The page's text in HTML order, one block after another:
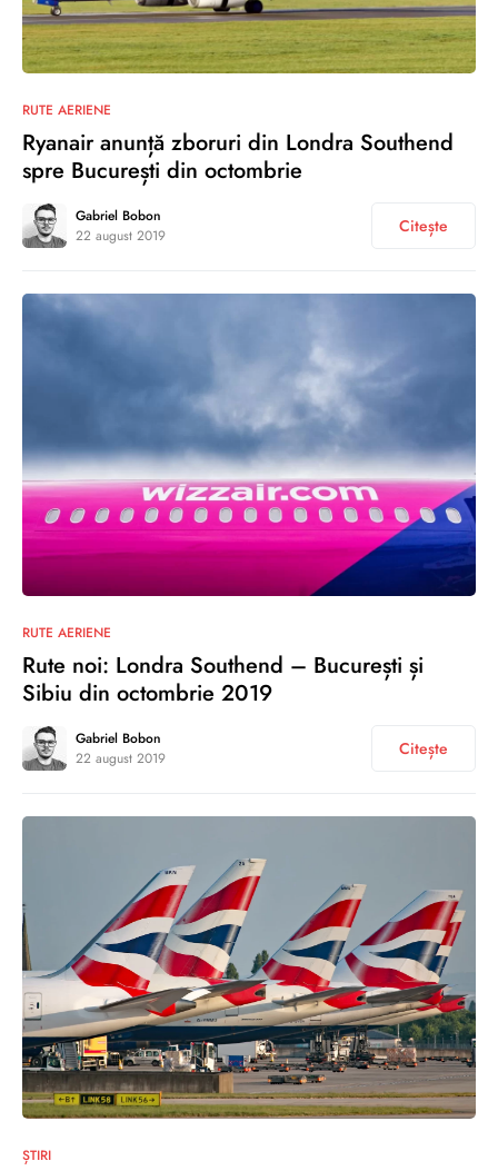
RUTE AERIENE
Ryanair anunță zboruri din Londra Southend
spre București din octombrie
Gabriel Bobon
22 august 2019
Citește
RUTE AERIENE
Rute noi: Londra Southend – București și
Sibiu din octombrie 2019
Gabriel Bobon
22 august 2019
Citește
ȘTIRI